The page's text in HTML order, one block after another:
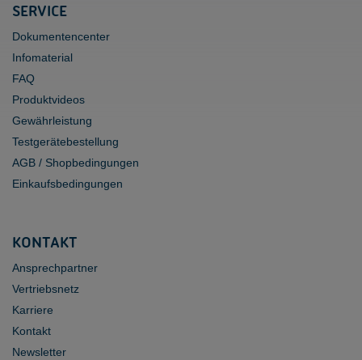
SERVICE
Dokumentencenter
Infomaterial
FAQ
Produktvideos
Gewährleistung
Testgerätebestellung
AGB / Shopbedingungen
Einkaufsbedingungen
KONTAKT
Ansprechpartner
Vertriebsnetz
Karriere
Kontakt
Newsletter